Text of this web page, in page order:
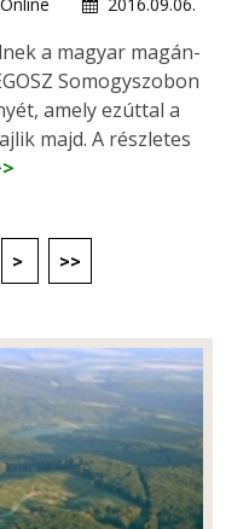
a magyar magán-
Somogyszobon
amely ezúttal a
majd. A részletes
> >>